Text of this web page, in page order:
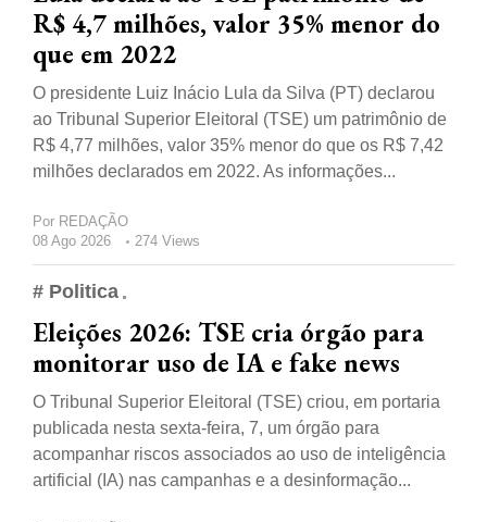
R$ 4,7 milhões, valor 35% menor do
que em 2022
O presidente Luiz Inácio Lula da Silva (PT) declarou
ao Tribunal Superior Eleitoral (TSE) um patrimônio de
R$ 4,77 milhões, valor 35% menor do que os R$ 7,42
milhões declarados em 2022. As informações...
Por REDAÇÃO
08 Ago 2026
274 Views
# Politica
Eleições 2026: TSE cria órgão para
monitorar uso de IA e fake news
O Tribunal Superior Eleitoral (TSE) criou, em portaria
publicada nesta sexta-feira, 7, um órgão para
acompanhar riscos associados ao uso de inteligência
artificial (IA) nas campanhas e a desinformação...